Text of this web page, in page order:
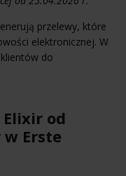
przelewy, które
elektronicznej. W
do
od
Erste